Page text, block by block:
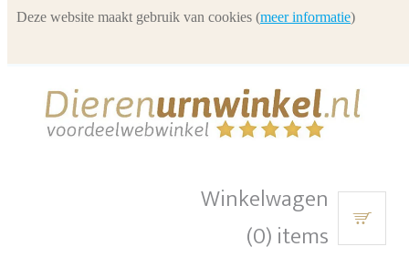
Winkelwagen
(0) items
Deze website maakt gebruik van cookies (meer informatie)